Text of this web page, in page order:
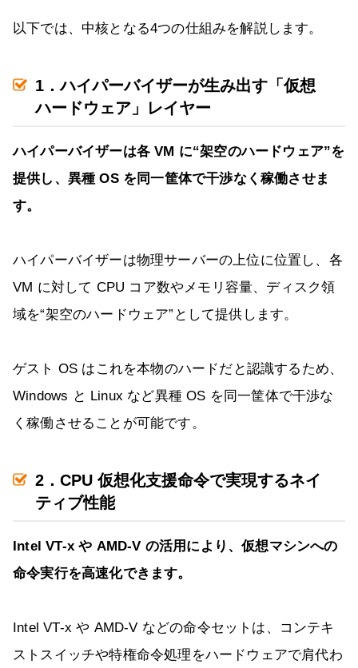
以下では、中核となる4つの仕組みを解説します。
1．ハイパーバイザーが生み出す「仮想
ハードウェア」レイヤー
ハイパーバイザーは各 VM に“架空のハードウェア”を
提供し、異種 OS を同一筐体で干渉なく稼働させま
す。
ハイパーバイザーは物理サーバーの上位に位置し、各
VM に対して CPU コア数やメモリ容量、ディスク領
域を“架空のハードウェア”として提供します。
ゲスト OS はこれを本物のハードだと認識するため、
Windows と Linux など異種 OS を同一筐体で干渉な
く稼働させることが可能です。
2．CPU 仮想化支援命令で実現するネイ
ティブ性能
Intel VT-x や AMD-V の活用により、仮想マシンへの
命令実行を高速化できます。
Intel VT-x や AMD-V などの命令セットは、コンテキ
ストスイッチや特権命令処理をハードウェアで肩代わ